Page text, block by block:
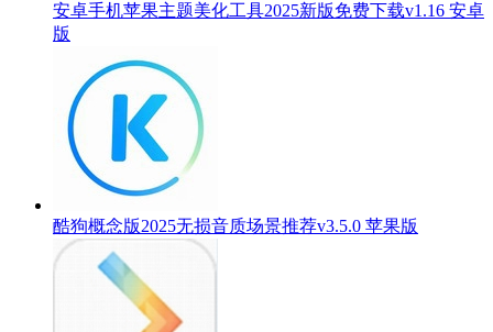
安卓手机苹果主题美化工具2025新版免费下载v1.16 安卓
版
酷狗概念版2025无损音质场景推荐v3.5.0 苹果版